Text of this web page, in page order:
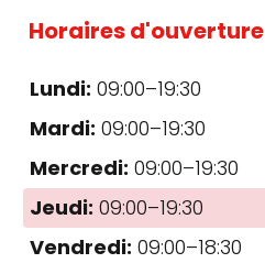
Horaires d'ouverture
Lundi: 09:00–19:30
Mardi: 09:00–19:30
Mercredi: 09:00–19:30
Jeudi: 09:00–19:30
Vendredi: 09:00–18:30